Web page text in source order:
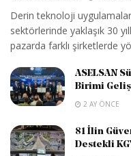
Derin teknoloji
sektörlerinde yaklaşık 30
pazarda farklı şirketlerde
ASELSAN
Birimi
2 AY ÖNCE
81 İlin
Destekli